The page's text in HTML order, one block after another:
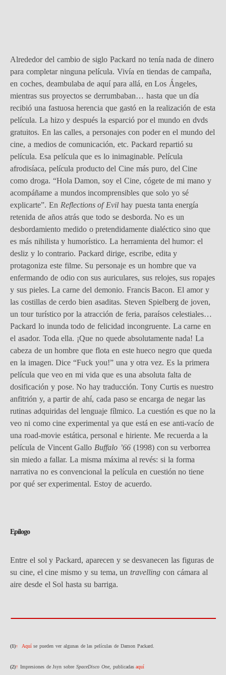
Alrededor del cambio de siglo Packard no tenía nada de dinero
para completar ninguna película. Vivía en tiendas de campaña,
en coches, deambulaba de aquí para allá, en Los Ángeles,
mientras sus proyectos se derrumbaban… hasta que un día
recibió una fastuosa herencia que gastó en la realización de esta
película. La hizo y después la esparció por el mundo en dvds
gratuitos. En las calles, a personajes con poder en el mundo del
cine, a medios de comunicación, etc. Packard repartió su
película. Esa película que es lo inimaginable. Película
afrodisíaca, película producto del Cine más puro, del Cine
como droga. “Hola Damon, soy el Cine, cógete de mi mano y
acompáñame a mundos incomprensibles que solo yo sé
explicarte”. En Reflections of Evil hay puesta tanta energía
retenida de años atrás que todo se desborda. No es un
desbordamiento medido o pretendidamente dialéctico sino que
es más nihilista y humorístico. La herramienta del humor: el
desliz y lo contrario. Packard dirige, escribe, edita y
protagoniza este filme. Su personaje es un hombre que va
enfermando de odio con sus auriculares, sus relojes, sus ropajes
y sus pieles. La carne del demonio. Francis Bacon. El amor y
las costillas de cerdo bien asaditas. Steven Spielberg de joven,
un tour turístico por la atracción de feria, paraísos celestiales…
Packard lo inunda todo de felicidad incongruente. La carne en
el asador. Toda ella. ¡Que no quede absolutamente nada! La
cabeza de un hombre que flota en este hueco negro que queda
en la imagen. Dice “Fuck you!” una y otra vez. Es la primera
película que veo en mi vida que es una absoluta falta de
dosificación y pose. No hay traducción. Tony Curtis es nuestro
anfitrión y, a partir de ahí, cada paso se encarga de negar las
rutinas adquiridas del lenguaje fílmico. La cuestión es que no la
veo ni como cine experimental ya que está en ese anti-vacío de
una road-movie estática, personal e hiriente. Me recuerda a la
película de Vincent Gallo Buffalo ’66 (1998) con su verborrea
sin miedo a fallar. La misma máxima al revés: si la forma
narrativa no es convencional la película en cuestión no tiene
por qué ser experimental. Estoy de acuerdo.
Epílogo
Entre el sol y Packard, aparecen y se desvanecen las figuras de
su cine, el cine mismo y su tema, untravelling con cámara al
aire desde el Sol hasta su barriga.
(1)↑ Aquíse pueden ver algunas de las películas de Damon Packard.
(2)↑ Impresiones de Jsyn sobre SpaceDisco One, publicadasaquí